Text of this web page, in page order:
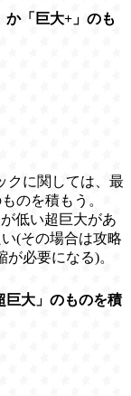
か「巨大+」のも
クに関しては、最
のを積もう。
低い超巨大があ
(その場合は攻略
必要になる)。
巨大」のものを積